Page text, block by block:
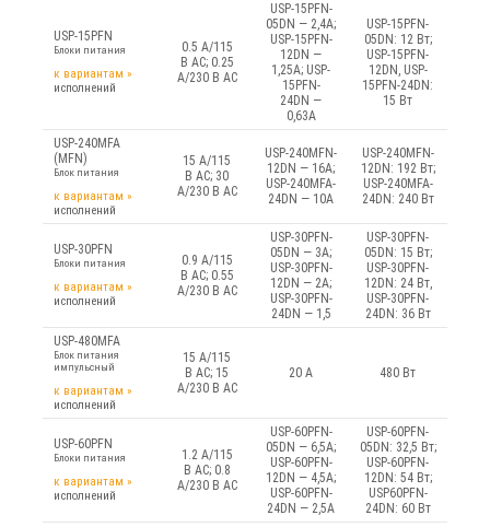
USP-15PFN
Блоки питания
к вариантам »
исполнений
0.5 A/115
В AC; 0.25
A/230 В AC
USP-15PFN-
05DN — 2,4А;
USP-15PFN-
12DN —
1,25А; USP-
15PFN-
24DN —
0,63А
USP-15PFN-
05DN: 12 Вт;
USP-15PFN-
12DN, USP-
15PFN-24DN:
15 Вт
USP-240MFA
(MFN)
Блок питания
к вариантам »
исполнений
15 A/115
В AC; 30
A/230 В AC
USP-240MFN-
12DN — 16А;
USP-240MFA-
24DN — 10А
USP-240MFN-
12DN: 192 Вт;
USP-240MFA-
24DN: 240 Вт
USP-30PFN
Блоки питания
к вариантам »
исполнений
0.9 A/115
В AC; 0.55
A/230 В AC
USP-30PFN-
05DN — 3А;
USP-30PFN-
12DN — 2А;
USP-30PFN-
24DN — 1,5
USP-30PFN-
05DN: 15 Вт;
USP-30PFN-
12DN: 24 Вт,
USP-30PFN-
24DN: 36 Вт
USP-480MFA
Блок питания
импульсный
к вариантам »
исполнений
15 A/115
В AC; 15
A/230 В AC
20 А 480 Вт
USP-60PFN
Блоки питания
к вариантам »
исполнений
1.2 A/115
В AC; 0.8
A/230 В AC
USP-60PFN-
05DN — 6,5А;
USP-60PFN-
12DN — 4,5А;
USP-60PFN-
24DN — 2,5А
USP-60PFN-
05DN: 32,5 Вт;
USP-60PFN-
12DN: 54 Вт;
USP60PFN-
24DN: 60 Вт